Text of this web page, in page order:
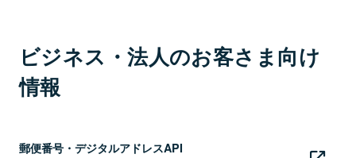
ビジネス・法人のお客さま向け
情報
郵便番号・デジタルアドレスAPI